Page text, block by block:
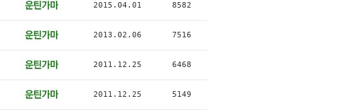
2015.04.01 8582
2013.02.06 7516
2011.12.25 6468
2011.12.25 5149